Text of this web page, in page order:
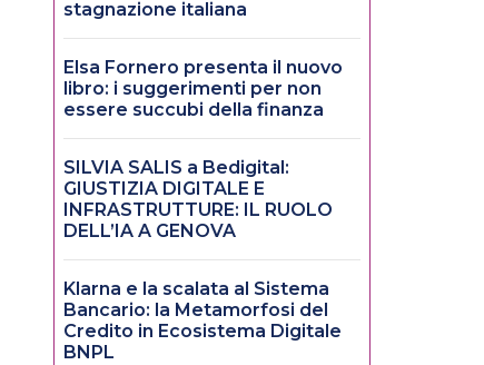
stagnazione italiana
Elsa Fornero presenta il nuovo
libro: i suggerimenti per non
essere succubi della finanza
SILVIA SALIS a Bedigital:
GIUSTIZIA DIGITALE E
INFRASTRUTTURE: IL RUOLO
DELL’IA A GENOVA
Klarna e la scalata al Sistema
Bancario: la Metamorfosi del
Credito in Ecosistema Digitale
BNPL